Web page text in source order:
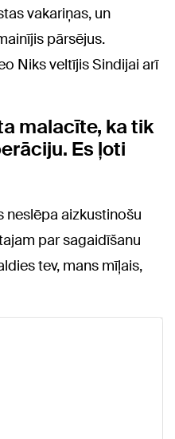
vakariņas, un
pārsējus.
Niks veltījis Sindijai arī
malacīte, ka tik
Es ļoti
neslēpa aizkustinošu
par sagaidīšanu
tev, mans mīļais,